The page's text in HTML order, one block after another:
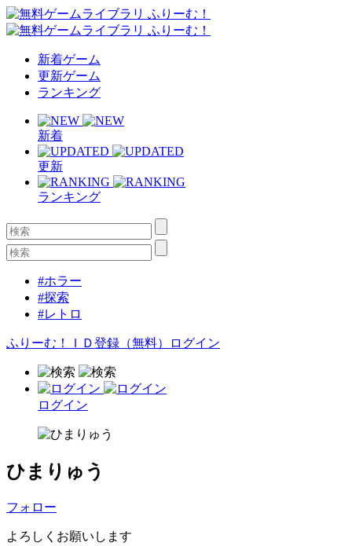
新着ゲーム
更新ゲーム
ランキング
新着
更新
ランキング
#ホラー
#探索
#レトロ
ふりーむ！ＩＤ登録（無料） ログイン
ログイン
ひまりゅう
フォロー
よろしくお願いします